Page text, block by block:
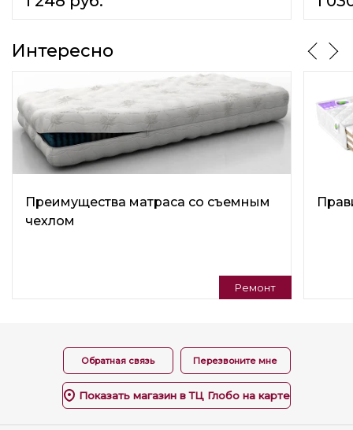
Нет
В гостиную
На кухню
На балкон
Стиль
Современный( Modern)
Молодёжный
Скандинавский
Универсальный угол
Интересно
Преимущества матраса со съемным
чехлом
Ремонт
Обратная связь Перезвоните мне
Показать магазин в ТЦ Глобо на карте